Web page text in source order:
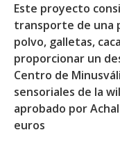
Este proyecto
transporte de una
polvo, galletas,
proporcionar un
Centro de
sensoriales de la
aprobado por
euros